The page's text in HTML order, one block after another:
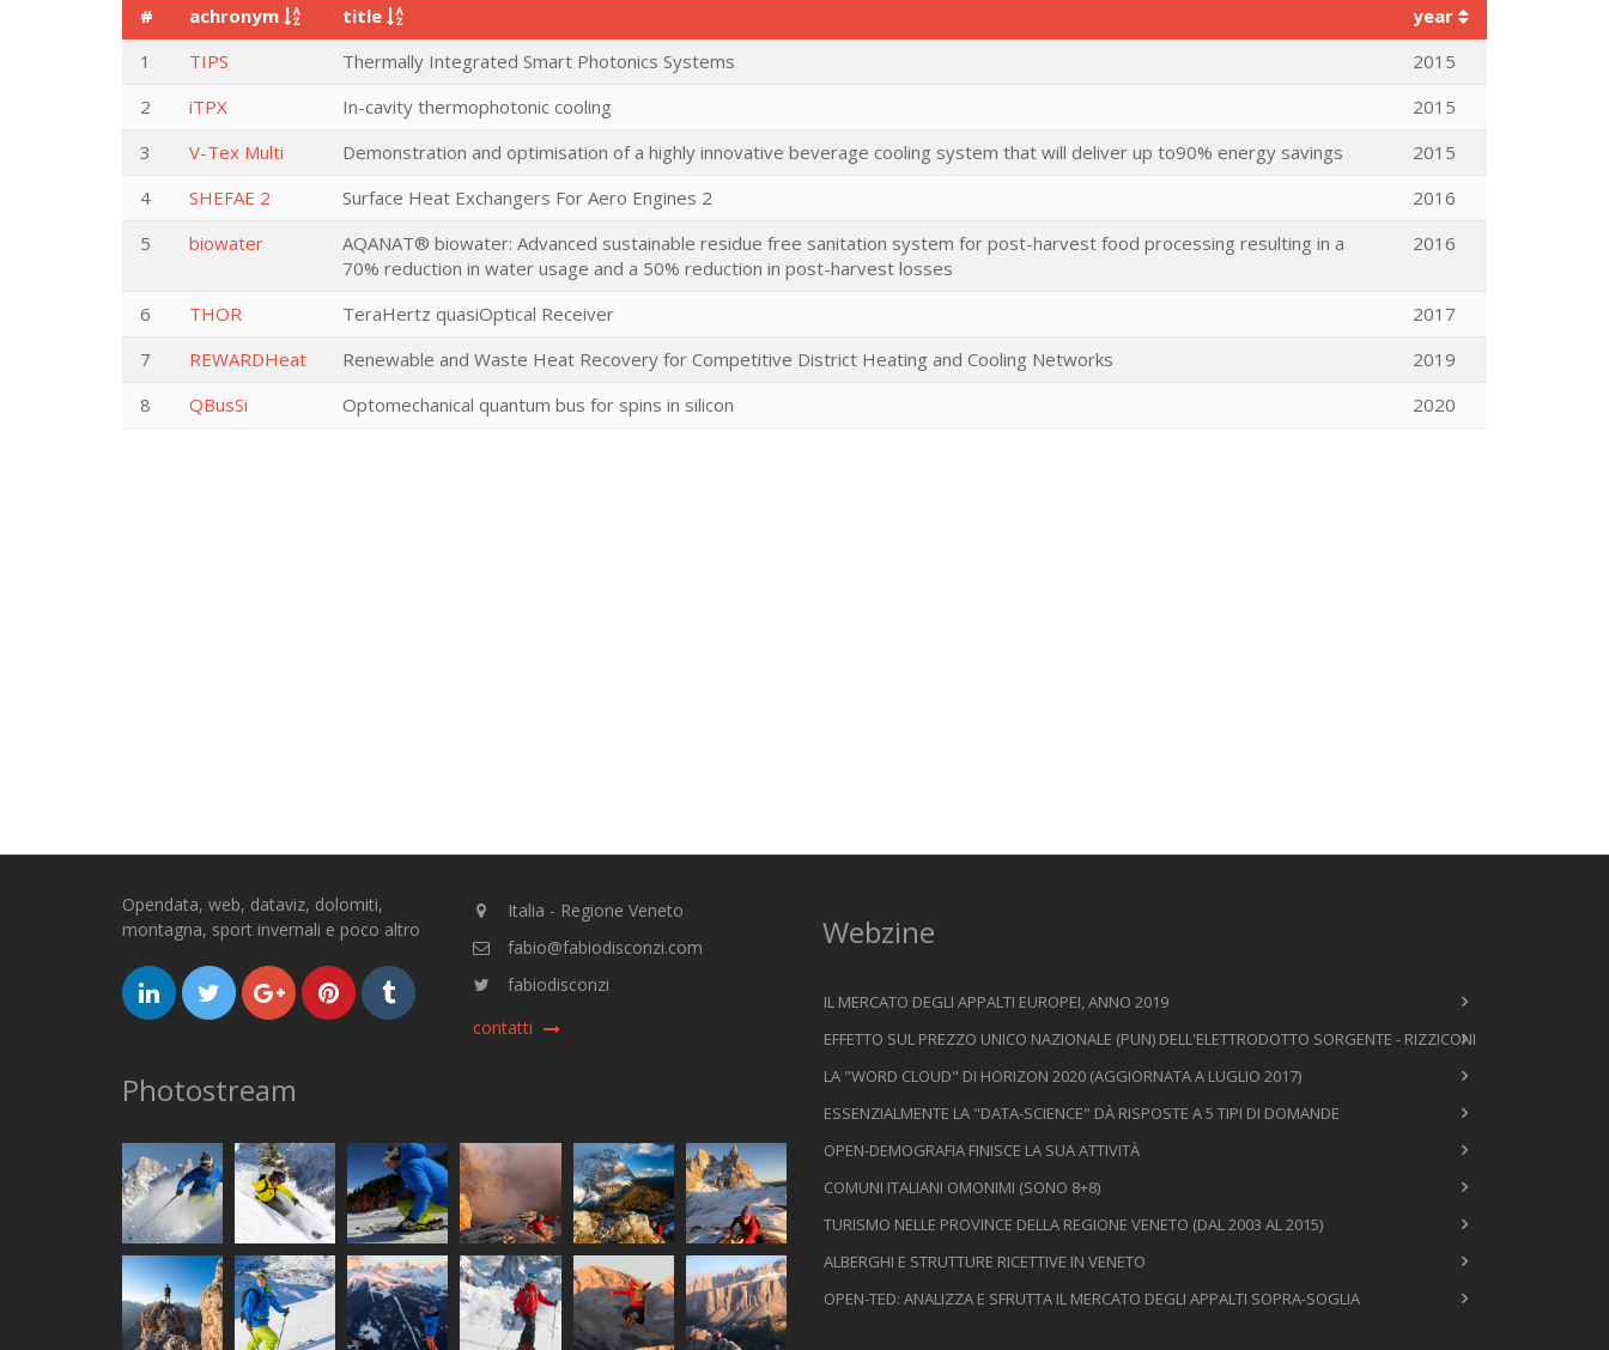
# achronym title
year
1
TIPS Thermally Integrated Smart Photonics Systems
2015
2
iTPX In-cavity thermophotonic cooling
2015
3
V-Tex Multi Demonstration and optimisation of a highly innovative beverage cooling system that will deliver up to90% energy savings
2015
4
SHEFAE 2 Surface Heat Exchangers For Aero Engines 2
2016
5
biowater
AQANAT® biowater: Advanced sustainable residue free sanitation system for post-harvest food processing resulting in a
70% reduction in water usage and a 50% reduction in post-harvest losses
2016
6 THOR TeraHertz quasiOptical Receiver
2017
7
REWARDHeat Renewable and Waste Heat Recovery for Competitive District Heating and Cooling Networks
2019
8
QBusSi Optomechanical quantum bus for spins in silicon 2020
Opendata, web, dataviz, dolomiti,
montagna, sport invernali e poco altro
Italia - Regione Veneto
fabio@fabiodisconzi.com
fabiodisconzi
contatti
Photostream
Webzine
IL MERCATO DEGLI APPALTI EUROPEI, ANNO 2019
EFFETTO SUL PREZZO UNICO NAZIONALE (PUN) DELL'ELETTRODOTTO SORGENTE - RIZZICONI
LA "WORD CLOUD" DI HORIZON 2020 (AGGIORNATA A LUGLIO 2017)
ESSENZIALMENTE LA "DATA-SCIENCE" DÀ RISPOSTE A 5 TIPI DI DOMANDE
OPEN-DEMOGRAFIA FINISCE LA SUA ATTIVITÀ
COMUNI ITALIANI OMONIMI (SONO 8+8)
TURISMO NELLE PROVINCE DELLA REGIONE VENETO (DAL 2003 AL 2015)
ALBERGHI E STRUTTURE RICETTIVE IN VENETO
OPEN-TED: ANALIZZA E SFRUTTA IL MERCATO DEGLI APPALTI SOPRA-SOGLIA